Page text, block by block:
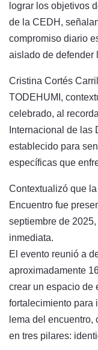
lograr los objetivos
de la CEDH,
compromiso diario
aislado de defender
Cristina Cortés
TODEHUMI,
celebrado, al
Internacional de las
establecido para
específicas que
Contextualizó que
Encuentro fue
septiembre de
inmediata.
El evento reunió a
aproximadamente
crear un espacio de
fortalecimiento para
lema del encuentro,
en tres pilares: